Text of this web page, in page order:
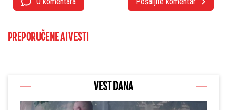
PREPORUČENE AI VESTI
VEST DANA